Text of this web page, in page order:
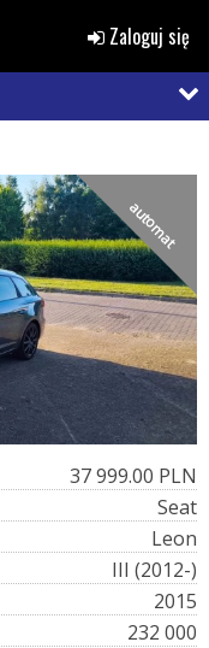
Zaloguj się
automat
37 999.00 PLN
Seat
Leon
III (2012-)
2015
232 000